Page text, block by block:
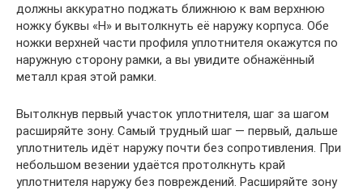
должны аккуратно поджать ближнюю к вам верхнюю
ножку буквы «Н» и вытолкнуть её наружу корпуса. Обе
ножки верхней части профиля уплотнителя окажутся по
наружную сторону рамки, а вы увидите обнажённый
металл края этой рамки.
Вытолкнув первый участок уплотнителя, шаг за шагом
расширяйте зону. Самый трудный шаг — первый, дальше
уплотнитель идёт наружу почти без сопротивления. При
небольшом везении удаётся протолкнуть край
уплотнителя наружу без повреждений. Расширяйте зону